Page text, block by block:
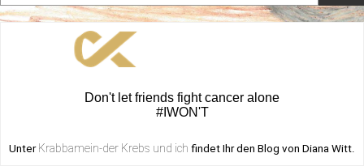
Don't let friends fight cancer alone
#IWON'T
Unter Krabbamein-der Krebs und ich findet Ihr den Blog von Diana Witt.